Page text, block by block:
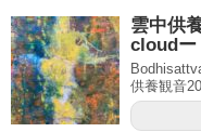
雲中供
cloudー
供養観音